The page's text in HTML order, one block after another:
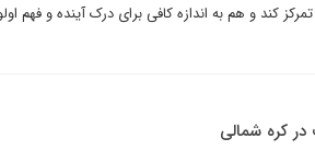
کند و هم به اندازه کافی برای درک آینده و فهم
کره شمالی